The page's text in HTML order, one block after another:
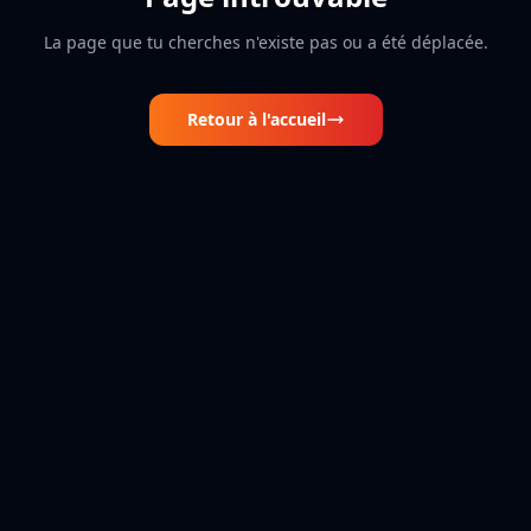
La page que tu cherches n'existe pas ou a été déplacée.
Retour à l'accueil